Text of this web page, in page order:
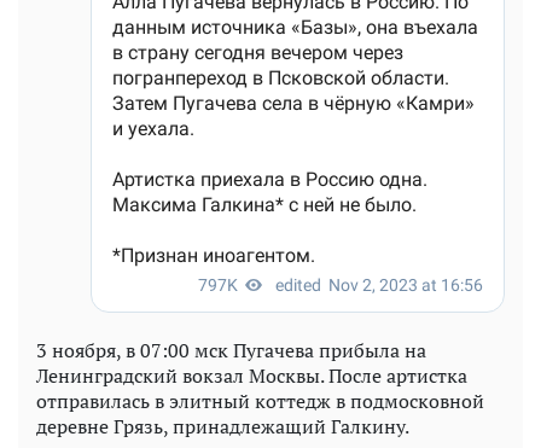
3 ноября, в 07:00 мск Пугачева прибыла на
Ленинградский вокзал Москвы. После артистка
отправилась в элитный коттедж в подмосковной
деревне Грязь, принадлежащий Галкину.